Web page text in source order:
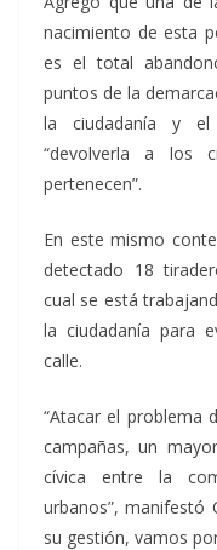
nacimiento de esta
es el total
puntos de la
la ciudadanía y el
“devolverla a los
pertenecen”.
En este mismo
detectado 18
cual se está
la ciudadanía para
calle.
“Atacar el problema
campañas, un
cívica entre la
urbanos”, manifestó
su gestión, vamos